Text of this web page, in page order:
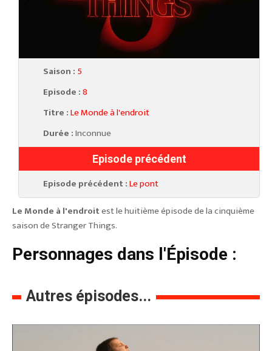
Saison : 5
Episode :8
Titre :Le Monde à l'endroit
Durée :Inconnue
Episode précédent
Episode précédent :Le pont
Le Monde à l'endroitest le huitième épisode de la cinquième
saison de Stranger Things.
Personnages dans l'Épisode :
Autres épisodes...